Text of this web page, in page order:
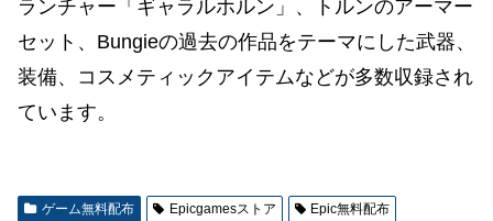
ランチャー「ギャラルホルン」、トルンのアーマー
セット、Bungieの過去の作品をテーマにした武器、
装備、コスメティックアイテムなどが多数収録され
ています。
ゲーム無料配布 Epicgamesストア Epic無料配布